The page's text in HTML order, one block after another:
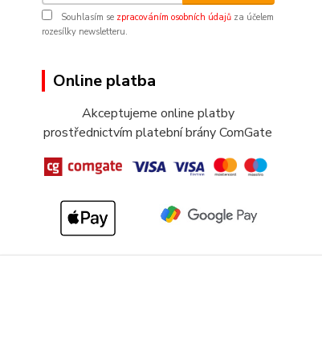
Souhlasím se zpracováním osobních údajů za účelem
rozesílky newsletteru.
Online platba
Akceptujeme online platby
prostřednictvím platební brány ComGate